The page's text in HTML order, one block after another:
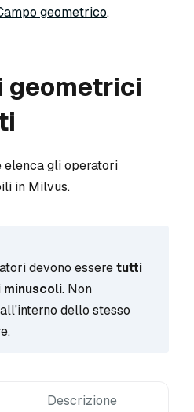
geometrico.
geometrici
elenca gli operatori
in Milvus.
devono esseretutti
. Non
dello stesso
Descrizione